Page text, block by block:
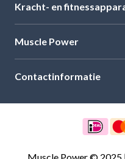
Kracht- en
Muscle Power
Contactinformatie